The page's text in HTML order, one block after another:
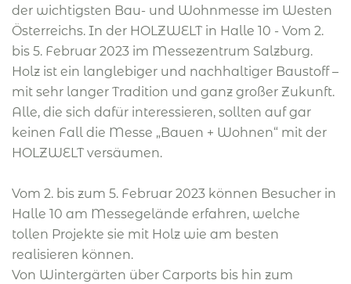
der wichtigsten Bau- und Wohnmesse im Westen
Österreichs. In der HOLZWELT in Halle 10 - Vom 2.
bis 5. Februar 2023 im Messezentrum Salzburg.
Holz ist ein langlebiger und nachhaltiger Baustoff –
mit sehr langer Tradition und ganz großer Zukunft.
Alle, die sich dafür interessieren, sollten auf gar
keinen Fall die Messe „Bauen + Wohnen“ mit der
HOLZWELT versäumen.
Vom 2. bis zum 5. Februar 2023 können Besucher in
Halle 10 am Messegelände erfahren, welche
tollen Projekte sie mit Holz wie am besten
realisieren können.
Von Wintergärten über Carports bis hin zum